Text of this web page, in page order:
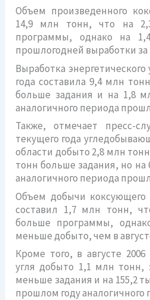
Объем произведенного
14,9 млн тонн, что на
программы, однако на
прошлогодней выработки за
Выработка энергетического
года составила 9,4 млн
больше задания и на 1,8
аналогичного периода
Также, отмечает пресс-
текущего года
области добыто 2,8 млн тонн
тонн больше задания, но
аналогичного периода
Объем добычи коксующего
составил 1,7 млн тонн,
больше программы,
меньше добыто, чем в
Кроме того, в августе 2006
угля добыто 1,1 млн тонн,
меньше задания и на 155,2
прошлом году аналогичного